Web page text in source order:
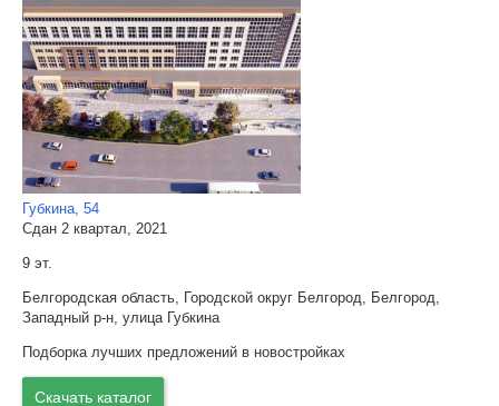
Губкина, 54
Сдан 2 квартал, 2021
9 эт.
Белгородская область, Городской округ Белгород, Белгород,
Западный р-н, улица Губкина
Подборка лучших предложений в новостройках
Скачать каталог